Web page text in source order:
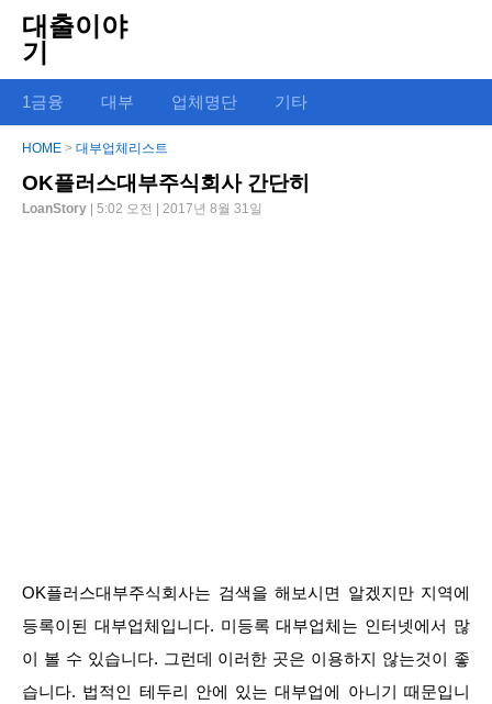
대출이야
기
1금융 대부 업체명단 기타
HOME > 대부업체리스트
OK플러스대부주식회사 간단히
LoanStory | 5:02 오전 | 2017년 8월 31일
OK플러스대부주식회사는 검색을 해보시면 알겠지만 지역에
등록이된 대부업체입니다. 미등록 대부업체는 인터넷에서 많
이 볼 수 있습니다. 그런데 이러한 곳은 이용하지 않는것이 좋
습니다. 법적인 테두리 안에 있는 대부업에 아니기 때문입니